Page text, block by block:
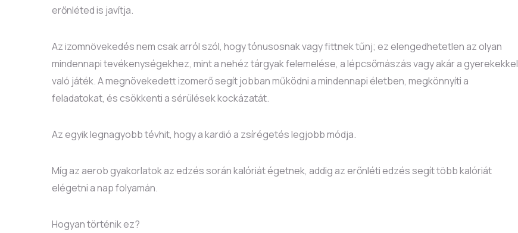
erőnléted is javítja.
Az izomnövekedés nem csak arról szól, hogy tónusosnak vagy fittnek tűnj; ez elengedhetetlen az olyan
mindennapi tevékenységekhez, mint a nehéz tárgyak felemelése, a lépcsőmászás vagy akár a gyerekekkel
való játék. A megnövekedett izomerő segít jobban működni a mindennapi életben, megkönnyíti a
feladatokat, és csökkenti a sérülések kockázatát.
Az egyik legnagyobb tévhit, hogy a kardió a zsírégetés legjobb módja.
Míg az aerob gyakorlatok az edzés során kalóriát égetnek, addig az erőnléti edzés segít több kalóriát
elégetni a nap folyamán.
Hogyan történik ez?